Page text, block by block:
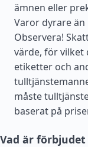
ämnen eller
Varor dyrare än
Observera!
värde, för vilket
etiketter och
måste
baserat på
Vad är